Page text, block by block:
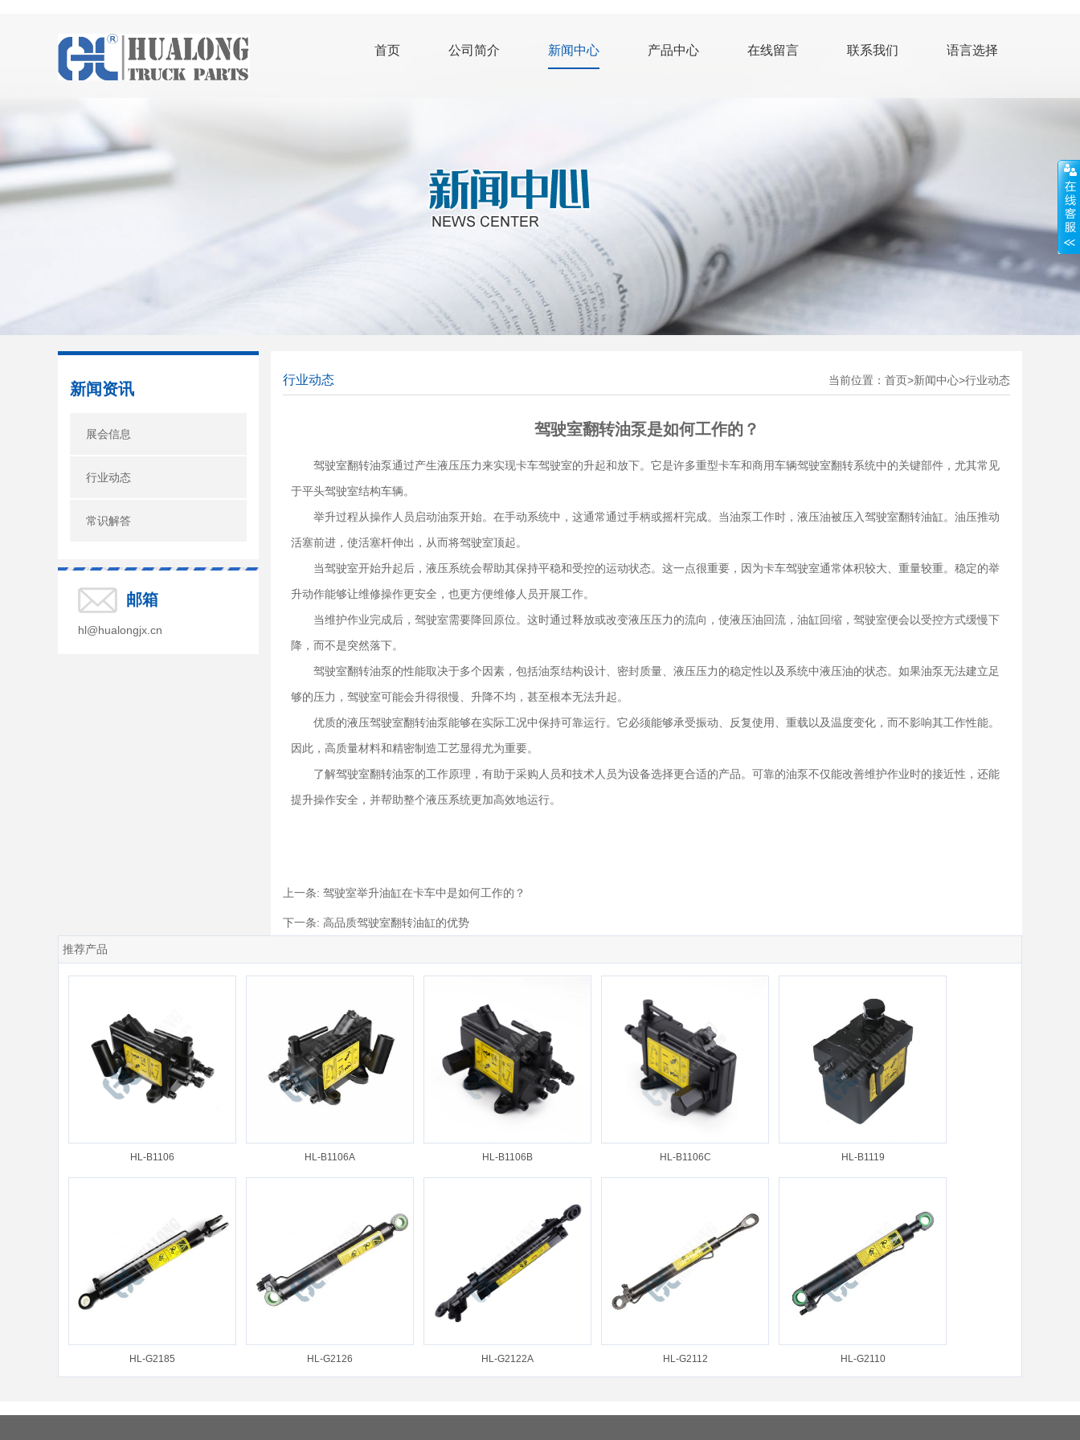
首页 公司简介 新闻中心 产品中心 在线留言 联系我们 语言选择
新闻资讯
展会信息
行业动态
常识解答
邮箱
hl@hualongjx.cn
行业动态 当前位置： 首页>新闻中心>行业动态
驾驶室翻转油泵是如何工作的？
驾驶室翻转油泵通过产生液压压力来实现卡车驾驶室的升起和放下。它是许多重型卡车和商用车辆驾驶室翻转系统中的关键部件，尤其常见
于平头驾驶室结构车辆。
举升过程从操作人员启动油泵开始。在手动系统中，这通常通过手柄或摇杆完成。当油泵工作时，液压油被压入驾驶室翻转油缸。油压推动
活塞前进，使活塞杆伸出，从而将驾驶室顶起。
当驾驶室开始升起后，液压系统会帮助其保持平稳和受控的运动状态。这一点很重要，因为卡车驾驶室通常体积较大、重量较重。稳定的举
升动作能够让维修操作更安全，也更方便维修人员开展工作。
当维护作业完成后，驾驶室需要降回原位。这时通过释放或改变液压压力的流向，使液压油回流，油缸回缩，驾驶室便会以受控方式缓慢下
降，而不是突然落下。
驾驶室翻转油泵的性能取决于多个因素，包括油泵结构设计、密封质量、液压压力的稳定性以及系统中液压油的状态。如果油泵无法建立足
够的压力，驾驶室可能会升得很慢、升降不均，甚至根本无法升起。
优质的液压驾驶室翻转油泵能够在实际工况中保持可靠运行。它必须能够承受振动、反复使用、重载以及温度变化，而不影响其工作性能。
因此，高质量材料和精密制造工艺显得尤为重要。
了解驾驶室翻转油泵的工作原理，有助于采购人员和技术人员为设备选择更合适的产品。可靠的油泵不仅能改善维护作业时的接近性，还能
提升操作安全，并帮助整个液压系统更加高效地运行。
上一条: 驾驶室举升油缸在卡车中是如何工作的？
下一条: 高品质驾驶室翻转油缸的优势
推荐产品
HL-B1106 HL-B1106A HL-B1106B HL-B1106C HL-B1119
HL-G2185 HL-G2126 HL-G2122A HL-G2112 HL-G2110